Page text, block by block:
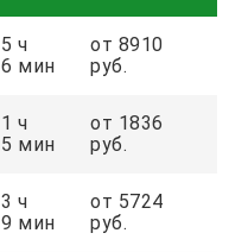
5 ч
6 мин
от 8910
руб.
1 ч
5 мин
от 1836
руб.
3 ч
9 мин
от 5724
руб.